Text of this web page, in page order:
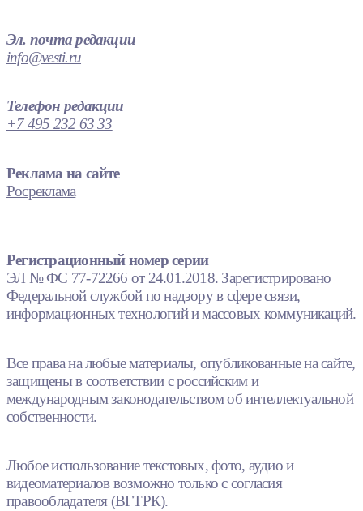
Эл. почта редакции
info@vesti.ru
Телефон редакции
+7 495 232 63 33
Реклама на сайте
Росреклама
Регистрационный номер серии
ЭЛ № ФС 77-72266 от 24.01.2018. Зарегистрировано
Федеральной службой по надзору в сфере связи,
информационных технологий и массовых коммуникаций.
Все права на любые материалы, опубликованные на сайте,
защищены в соответствии с российским и
международным законодательством об интеллектуальной
собственности.
Любое использование текстовых, фото, аудио и
видеоматериалов возможно только с согласия
правообладателя (ВГТРК).